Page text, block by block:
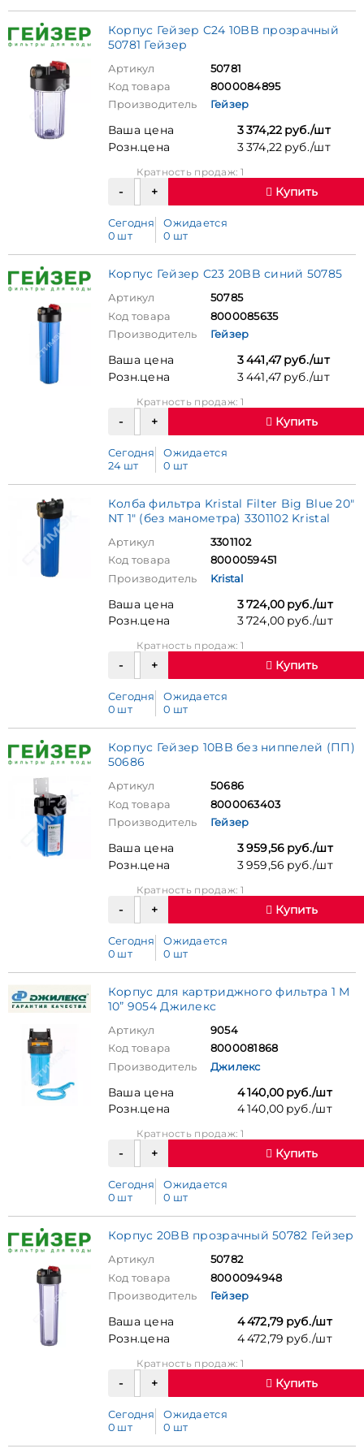
Корпус Гейзер C24 10BB прозрачный
50781 Гейзер
Артикул
50781
Код товара
8000084895
Производитель
Гейзер
Ваша цена
3 374,22 руб./шт
Розн.цена
3 374,22 руб./шт
Кратность продаж: 1
Купить
Сегодня
0 шт
Ожидается
0 шт
Корпус Гейзер C23 20BB синий 50785
Артикул
50785
Код товара
8000085635
Производитель
Гейзер
Ваша цена
3 441,47 руб./шт
Розн.цена
3 441,47 руб./шт
Кратность продаж: 1
Купить
Сегодня
24 шт
Ожидается
0 шт
Колба фильтра Kristal Filter Big Blue 20"
NT 1" (без манометра) 3301102 Kristal
Артикул
3301102
Код товара
8000059451
Производитель
Kristal
Ваша цена
3 724,00 руб./шт
Розн.цена
3 724,00 руб./шт
Кратность продаж: 1
Купить
Сегодня
0 шт
Ожидается
0 шт
Корпус Гейзер 10BB без ниппелей (ПП)
50686
Артикул
50686
Код товара
8000063403
Производитель
Гейзер
Ваша цена
3 959,56 руб./шт
Розн.цена
3 959,56 руб./шт
Кратность продаж: 1
Купить
Сегодня
0 шт
Ожидается
0 шт
Корпус для картриджного фильтра 1 М
10” 9054 Джилекс
Артикул
9054
Код товара
8000081868
Производитель
Джилекс
Ваша цена
4 140,00 руб./шт
Розн.цена
4 140,00 руб./шт
Кратность продаж: 1
Купить
Сегодня
0 шт
Ожидается
0 шт
Корпус 20BB прозрачный 50782 Гейзер
Артикул
50782
Код товара
8000094948
Производитель
Гейзер
Ваша цена
4 472,79 руб./шт
Розн.цена
4 472,79 руб./шт
Кратность продаж: 1
Купить
Сегодня
0 шт
Ожидается
0 шт